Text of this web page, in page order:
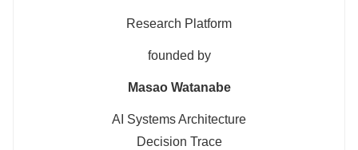
Research Platform
founded by
Masao Watanabe
AI Systems Architecture
Decision Trace